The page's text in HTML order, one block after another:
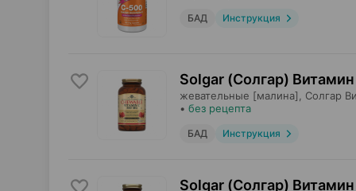
БАД Инструкция
Solgar (Солгар)
жевательные [малина], Солгар
• без рецепта
БАД Инструкция
Solgar (Солгар)